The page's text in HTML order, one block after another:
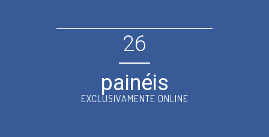
26
painéis
EXCLUSIVAMENTE ONLINE